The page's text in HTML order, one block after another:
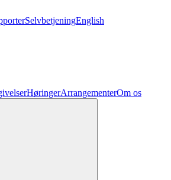
SelvbetjeningEnglish
HøringerArrangementerOm os